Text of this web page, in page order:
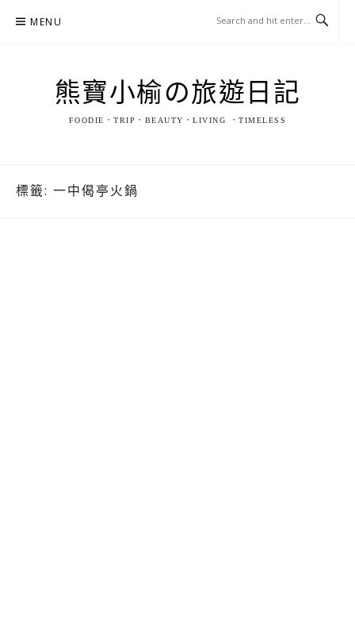
MENU
熊寶小榆の旅遊日記
FOODIE．TRIP．BEAUTY．LIVING ．TIMELESS
標籤: 一中偈亭火鍋